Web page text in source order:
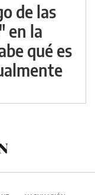
de las
en la
qué es